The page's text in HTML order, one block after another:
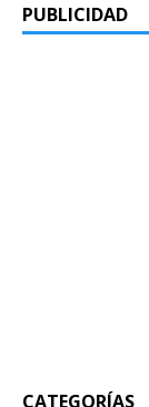
PUBLICIDAD
CATEGORÍAS